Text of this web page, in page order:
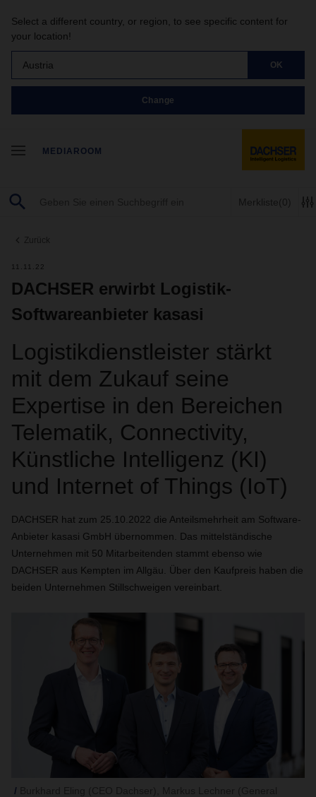
Select a different country, or region, to see specific content for
your location!
Austria OK
Change
MEDIAROOM
Merkliste(0)
Zurück
11.11.22
DACHSER erwirbt Logistik-
Softwareanbieter kasasi
Logistikdienstleister stärkt
mit dem Zukauf seine
Expertise in den Bereichen
Telematik, Connectivity,
Künstliche Intelligenz (KI)
und Internet of Things (IoT)
DACHSER hat zum 25.10.2022 die Anteilsmehrheit am Software-
Anbieter kasasi GmbH übernommen. Das mittelständische
Unternehmen mit 50 Mitarbeitenden stammt ebenso wie
DACHSER aus Kempten im Allgäu. Über den Kaufpreis haben die
beiden Unternehmen Stillschweigen vereinbart.